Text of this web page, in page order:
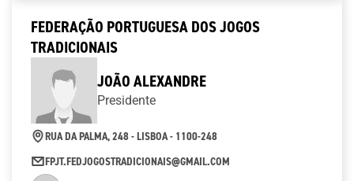
FEDERAÇÃO PORTUGUESA DOS JOGOS
TRADICIONAIS
JOÃO ALEXANDRE
Presidente
RUA DA PALMA, 248 - LISBOA - 1100-248
FPJT.FEDJOGOSTRADICIONAIS@GMAIL.COM